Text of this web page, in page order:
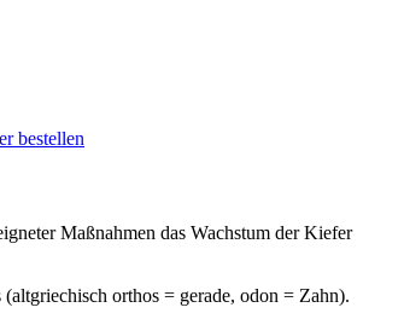
bestellen
Maßnahmen das Wachstum der Kiefer
orthos = gerade, odon = Zahn).